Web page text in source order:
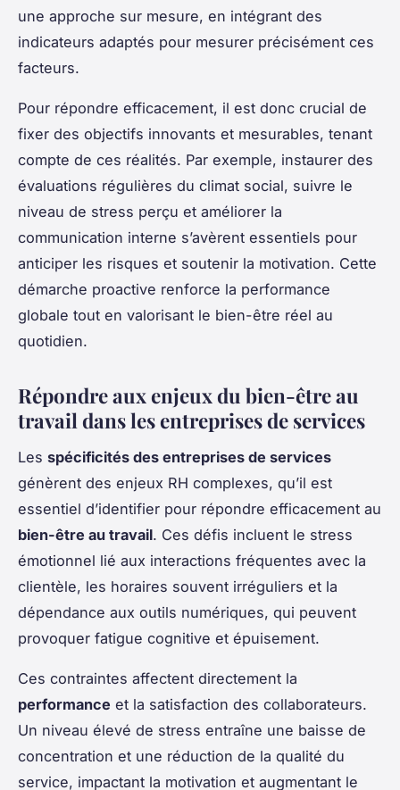
une approche sur mesure, en intégrant des
indicateurs adaptés pour mesurer précisément ces
facteurs.
Pour répondre efficacement, il est donc crucial de
fixer des objectifs innovants et mesurables, tenant
compte de ces réalités. Par exemple, instaurer des
évaluations régulières du climat social, suivre le
niveau de stress perçu et améliorer la
communication interne s’avèrent essentiels pour
anticiper les risques et soutenir la motivation. Cette
démarche proactive renforce la performance
globale tout en valorisant le bien-être réel au
quotidien.
Répondre aux enjeux du bien-être au
travail dans les entreprises de services
Les spécificités des entreprises de services
génèrent des enjeux RH complexes, qu’il est
essentiel d’identifier pour répondre efficacement au
bien-être au travail. Ces défis incluent le stress
émotionnel lié aux interactions fréquentes avec la
clientèle, les horaires souvent irréguliers et la
dépendance aux outils numériques, qui peuvent
provoquer fatigue cognitive et épuisement.
Ces contraintes affectent directement la
performance et la satisfaction des collaborateurs.
Un niveau élevé de stress entraîne une baisse de
concentration et une réduction de la qualité du
service, impactant la motivation et augmentant le